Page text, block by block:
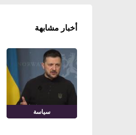
أخبار مشابهة
سياسة